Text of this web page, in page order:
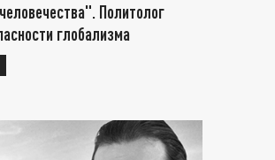
Политолог
глобализма